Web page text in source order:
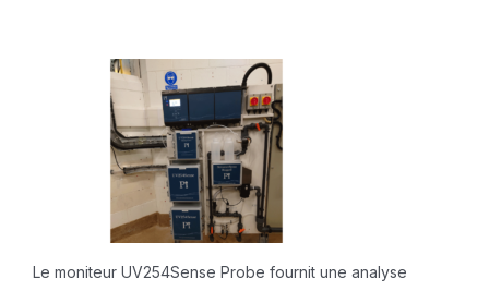
Le moniteur UV254Sense Probe fournit une analyse